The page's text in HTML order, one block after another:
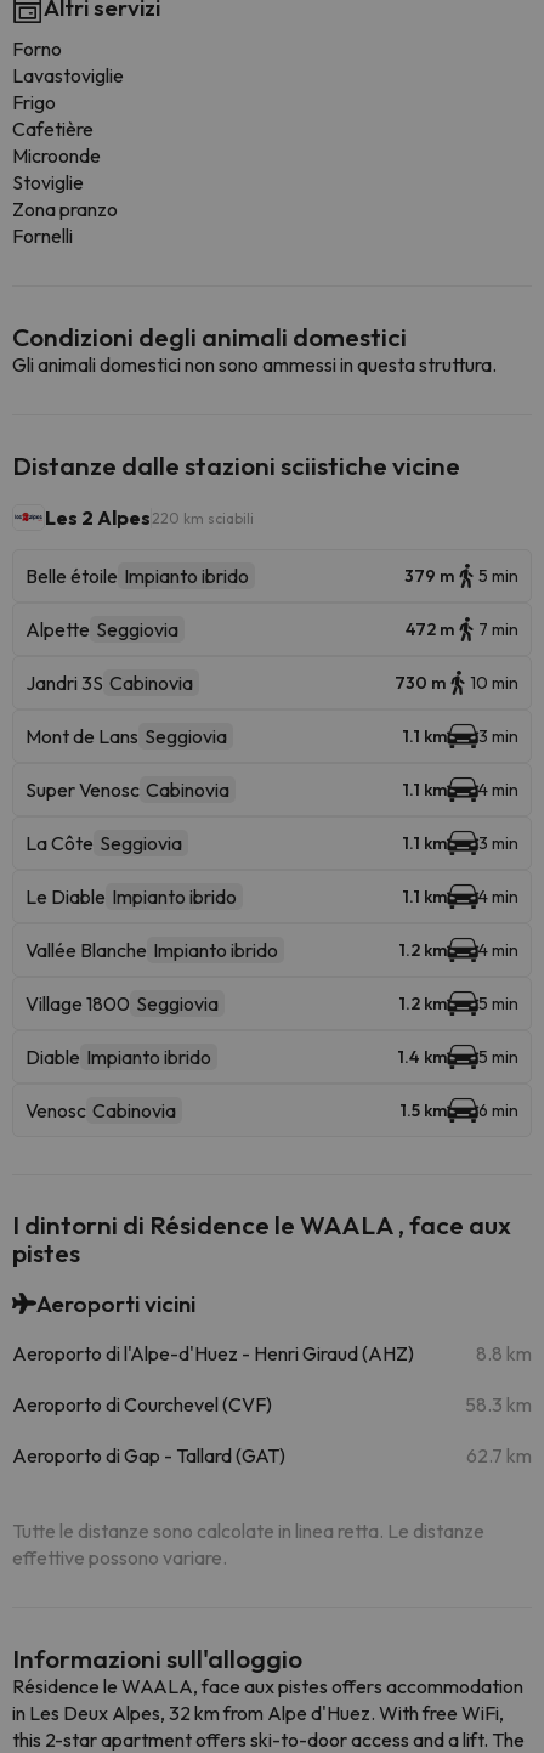
Altri servizi
Forno
Lavastoviglie
Frigo
Cafetière
Microonde
Stoviglie
Zona pranzo
Fornelli
Condizioni degli animali domestici
Gli animali domestici non sono ammessi in questa struttura.
Distanze dalle stazioni sciistiche vicine
Les 2 Alpes 220 km sciabili
Belle étoile Impianto ibrido 379 m 5 min
Alpette Seggiovia 472 m 7 min
Jandri 3S Cabinovia 730 m 10 min
Mont de Lans Seggiovia 1.1 km 3 min
Super Venosc Cabinovia 1.1 km 4 min
La Côte Seggiovia 1.1 km 3 min
Le Diable Impianto ibrido 1.1 km 4 min
Vallée Blanche Impianto ibrido 1.2 km 4 min
Village 1800 Seggiovia 1.2 km 5 min
Diable Impianto ibrido 1.4 km 5 min
Venosc Cabinovia 1.5 km 6 min
I dintorni di Résidence le WAALA , face aux
pistes
Aeroporti vicini
Aeroporto di l'Alpe-d'Huez - Henri Giraud (AHZ) 8.8 km
Aeroporto di Courchevel (CVF) 58.3 km
Aeroporto di Gap - Tallard (GAT) 62.7 km
Tutte le distanze sono calcolate in linea retta. Le distanze
effettive possono variare.
Informazioni sull'alloggio
Résidence le WAALA, face aux pistes offers accommodation
in Les Deux Alpes, 32 km from Alpe d'Huez. With free WiFi,
this 2-star apartment offers ski-to-door access and a lift. The